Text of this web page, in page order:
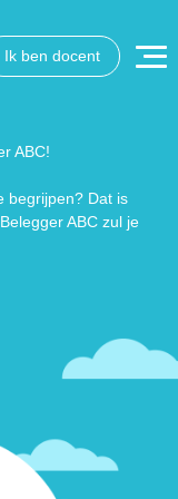
Ik ben docent
ABC!
begrijpen? Dat is
ABC zul je
handje.